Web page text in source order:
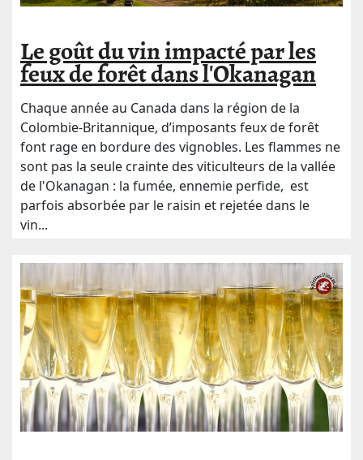
Le goût du vin impacté par les
feux de forêt dans l'Okanagan
Chaque année au Canada dans la région de la
Colombie-Britannique, d’imposants feux de forêt
font rage en bordure des vignobles. Les flammes ne
sont pas la seule crainte des viticulteurs de la vallée
de l'Okanagan : la fumée, ennemie perfide, est
parfois absorbée par le raisin et rejetée dans le
vin...